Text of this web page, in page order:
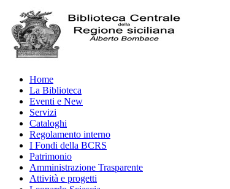
Home
La Biblioteca
Eventi e New
Servizi
Cataloghi
Regolamento interno
I Fondi della BCRS
Patrimonio
Amministrazione Trasparente
Attività e progetti